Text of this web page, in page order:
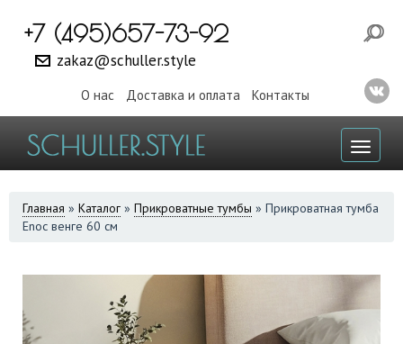
+7 (495)657-73-92
zakaz@schuller.style
О нас Доставка и оплата Контакты
ВЫ
ЗДЕСЬ
Главная » Каталог » Прикроватные тумбы » Прикроватная тумба
Enoc венге 60 см